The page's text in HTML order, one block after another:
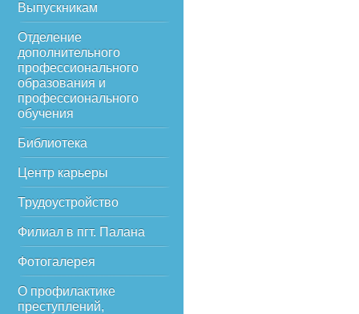
Выпускникам
Отделение
дополнительного
профессионального
образования и
профессионального
обучения
Библиотека
Центр карьеры
Трудоустройство
Филиал в пгт. Палана
Фотогалерея
О профилактике
преступлений,